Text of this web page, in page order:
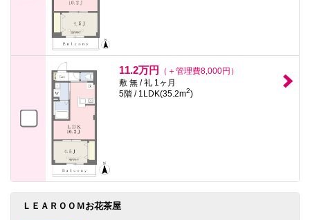
11.2万円
（＋管理費8,000円）
敷 無 / 礼 1ヶ月
5階 / 1LDK(35.2m2)
ＬＥＡＲＯＯＭお花茶屋